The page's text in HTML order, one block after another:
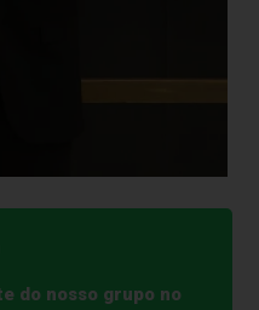
do nosso grupo no